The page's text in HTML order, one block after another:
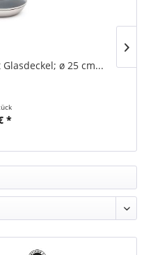
ø 25 cm...
*